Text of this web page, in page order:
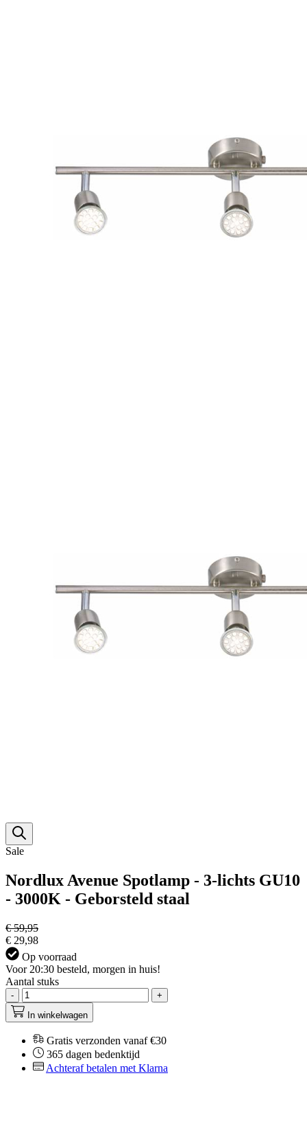
Sale
Nordlux Avenue Spotlamp - 3-lichts GU10
- 3000K - Geborsteld staal
€ 59,95
€ 29,98
Op voorraad
Voor 20:30 besteld, morgen in huis!
Aantal stuks
-
+
In winkelwagen
Gratis verzonden vanaf €30
365 dagen bedenktijd
Achteraf betalen met Klarna